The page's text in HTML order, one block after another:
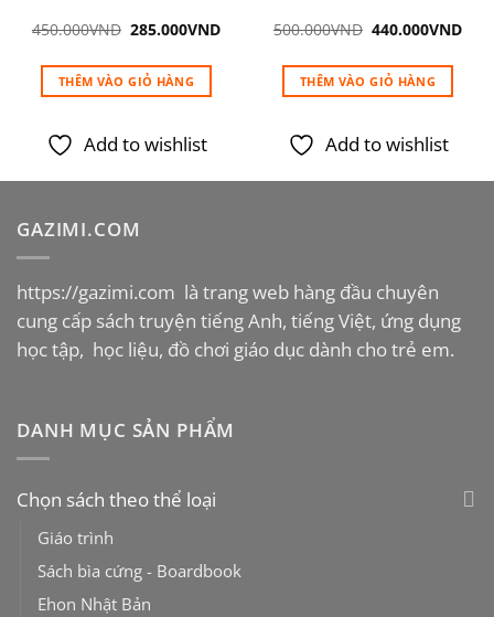
450.000VND Giá
450.000VND.
285.000VNDGiá
285.000VND.
THÊM VÀO GIỎ HÀNG
Add to wishlist
500.000VND Giá
500.000VND.
440.000VNDGiá
THÊM VÀO GIỎ HÀNG
Add to wishlist
GAZIMI.COM
https://gazimi.com là trang web hàng đầu chuyên
cung cấp sách truyện tiếng Anh, tiếng Việt, ứng dụng
học tập, học liệu, đồ chơi giáo dục dành cho trẻ em.
DANH MỤC SẢN PHẨM
Chọn sách theo thể loại
Giáo trình
Sách bìa cứng - Boardbook
Ehon Nhật Bản